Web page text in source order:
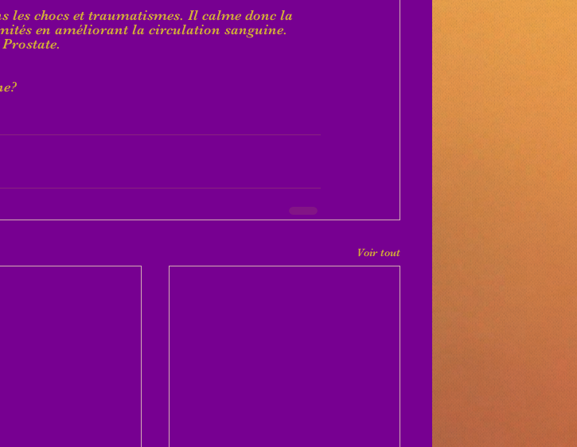
les chocs et traumatismes. Il calme donc la
en améliorant la circulation sanguine.
Voir tout